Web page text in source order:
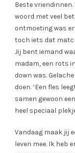
Beste
woord met veel
ontmoeting was
toch iets dat
Jij bent iemand
madam, een rots
down was.
doen. ‘Een fles
samen gewoon
heel speciaal
Vandaag maak jij
leven mee. Ik heb